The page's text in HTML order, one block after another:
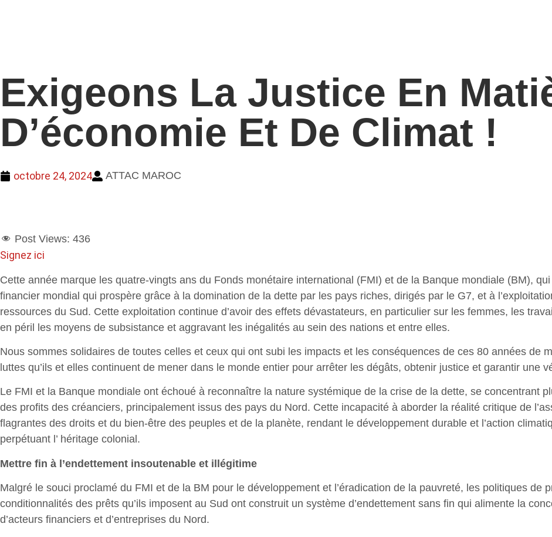
Exigeons La Justice En
D’économie Et De Climat !
octobre 24, 2024 ATTAC MAROC
Post Views: 436
Signez ici
Cette année marque les quatre-vingts ans du Fonds monétaire international (FMI) et de la Banque mondiale (BM),
financier mondial qui prospère grâce à la domination de la dette par les pays riches, dirigés par le G7, et à
ressources du Sud. Cette exploitation continue d’avoir des effets dévastateurs, en particulier sur les femmes, les
en péril les moyens de subsistance et aggravant les inégalités au sein des nations et entre elles.
Nous sommes solidaires de toutes celles et ceux qui ont subi les impacts et les conséquences de ces 80 années de
luttes qu’ils et elles continuent de mener dans le monde entier pour arrêter les dégâts, obtenir justice et garantir une
Le FMI et la Banque mondiale ont échoué à reconnaître la nature systémique de la crise de la dette, se concentrant
des profits des créanciers, principalement issus des pays du Nord. Cette incapacité à aborder la réalité critique de
flagrantes des droits et du bien-être des peuples et de la planète, rendant le développement durable et l’action
perpétuant l’ héritage colonial.
Mettre fin à l’endettement insoutenable et illégitime
Malgré le souci proclamé du FMI et de la BM pour le développement et l’éradication de la pauvreté, les politiques de
conditionnalités des prêts qu’ils imposent au Sud ont construit un système d’endettement sans fin qui alimente la
d’acteurs financiers et d’entreprises du Nord.